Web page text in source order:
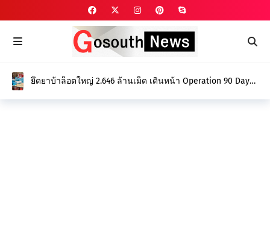
ยึดยาบ้าล็อตใหญ่ 2.646 ล้านเม็ด เดินหน้า Operation 90 Days